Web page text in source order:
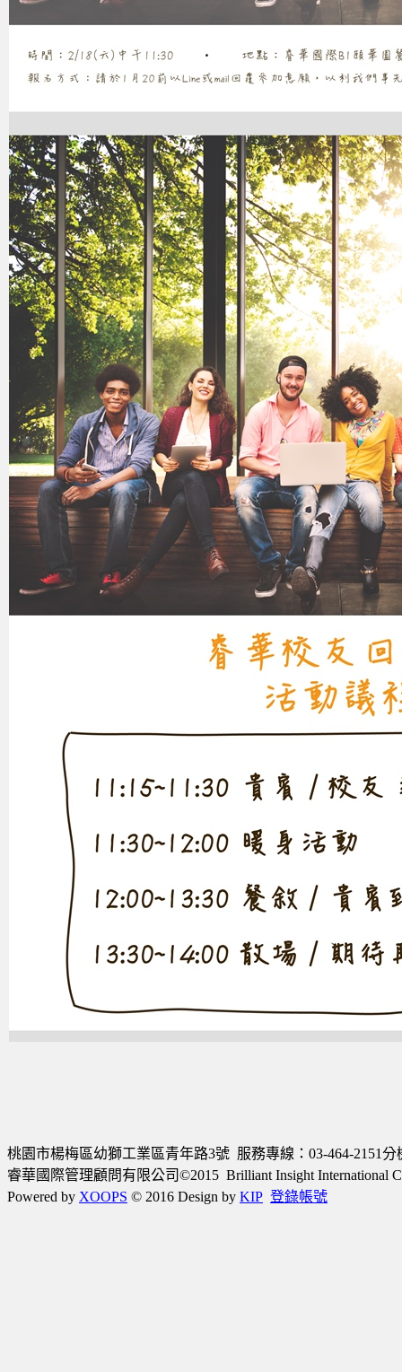
桃園市楊梅區幼獅工業區青年路3號 服務專線：03-464-2151分
睿華國際管理顧問有限公司©2015 Brilliant Insight International
Powered by XOOPS © 2016 Design by KIP 登錄帳號